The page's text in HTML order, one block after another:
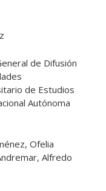
de Difusión
de Estudios
Autónoma
Ofelia
Alfredo